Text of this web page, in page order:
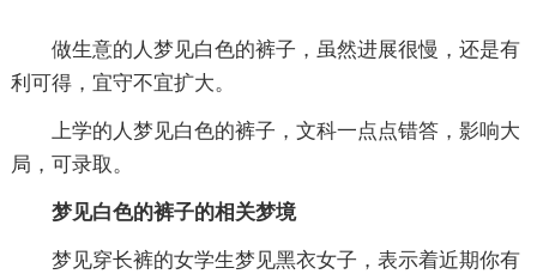
做生意的人梦见白色的裤子，虽然进展很慢，还是有
利可得，宜守不宜扩大。
上学的人梦见白色的裤子，文科一点点错答，影响大
局，可录取。
梦见白色的裤子的相关梦境
梦见穿长裤的女学生梦见黑衣女子，表示着近期你有